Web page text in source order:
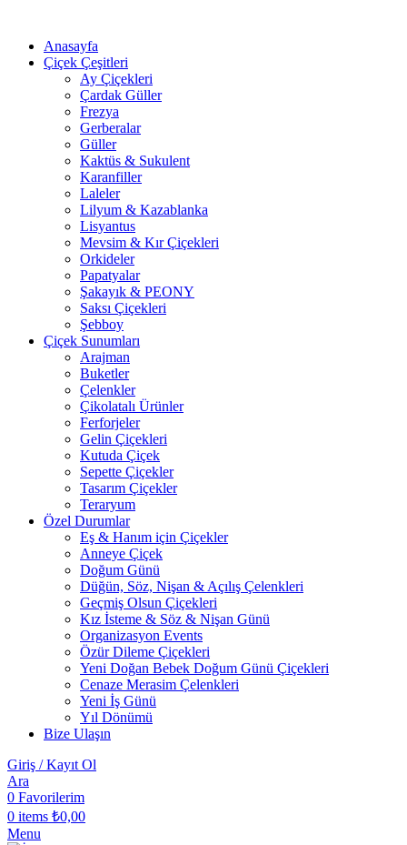
Anasayfa
Çiçek Çeşitleri
Ay Çiçekleri
Çardak Güller
Frezya
Gerberalar
Güller
Kaktüs & Sukulent
Karanfiller
Laleler
Lilyum & Kazablanka
Lisyantus
Mevsim & Kır Çiçekleri
Orkideler
Papatyalar
Şakayık & PEONY
Saksı Çiçekleri
Şebboy
Çiçek Sunumları
Arajman
Buketler
Çelenkler
Çikolatalı Ürünler
Ferforjeler
Gelin Çiçekleri
Kutuda Çiçek
Sepette Çiçekler
Tasarım Çiçekler
Teraryum
Özel Durumlar
Eş & Hanım için Çiçekler
Anneye Çiçek
Doğum Günü
Düğün, Söz, Nişan & Açılış Çelenkleri
Geçmiş Olsun Çiçekleri
Kız İsteme & Söz & Nişan Günü
Organizasyon Events
Özür Dileme Çiçekleri
Yeni Doğan Bebek Doğum Günü Çiçekleri
Cenaze Merasim Çelenkleri
Yeni İş Günü
Yıl Dönümü
Bize Ulaşın
Giriş / Kayıt Ol
Ara
0 Favorilerim
0 items ₺0,00
Menu